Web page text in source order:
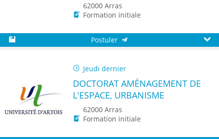
62000 Arras
Formation initiale
Postuler
Jeudi dernier
DOCTORAT AMÉNAGEMENT DE
L'ESPACE, URBANISME
62000 Arras
Formation initiale